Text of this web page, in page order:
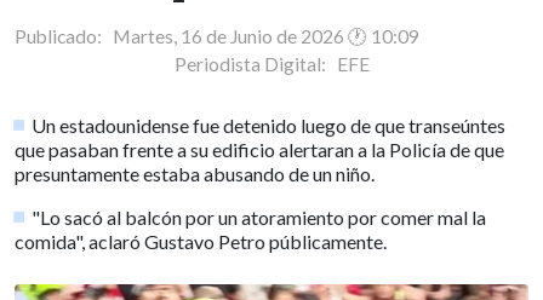
Publicado: Martes, 16 de Junio de 2026 🕐 10:09
Periodista Digital: EFE
Un estadounidense fue detenido luego de que transeúntes
que pasaban frente a su edificio alertaran a la Policía de que
presuntamente estaba abusando de un niño.
"Lo sacó al balcón por un atoramiento por comer mal la
comida", aclaró Gustavo Petro públicamente.